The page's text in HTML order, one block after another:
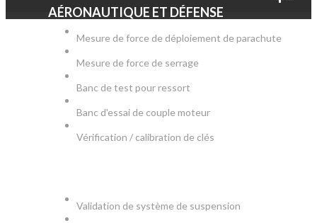
AÉRONAUTIQUE ET DÉFENSE
Mesure de force de déploiement de parachute
Mesure de force de serrage
Banc de test pour ressort
Banc d'essai de couple moteur
Vérification / calibration de clés
Validation de système de suspension